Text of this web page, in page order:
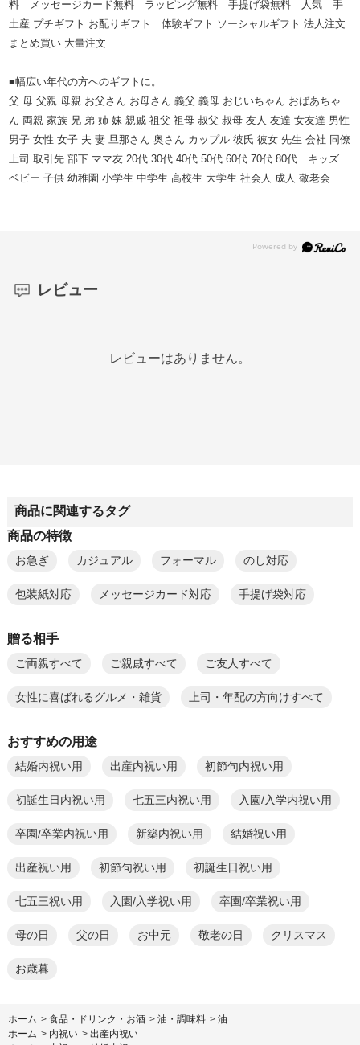
料 メッセージカード無料 ラッピング無料 手提げ袋無料 人気 手
土産 プチギフト お配りギフト 体験ギフト ソーシャルギフト 法人注文
まとめ買い 大量注文
■幅広い年代の方へのギフトに。
父 母 父親 母親 お父さん お母さん 義父 義母 おじいちゃん おばあちゃ
ん 両親 家族 兄 弟 姉 妹 親戚 祖父 祖母 叔父 叔母 友人 友達 女友達 男性
男子 女性 女子 夫 妻 旦那さん 奥さん カップル 彼氏 彼女 先生 会社 同僚
上司 取引先 部下 ママ友 20代 30代 40代 50代 60代 70代 80代 キッズ
ベビー 子供 幼稚園 小学生 中学生 高校生 大学生 社会人 成人 敬老会
レビュー
レビューはありません。
商品に関連するタグ
商品の特徴
お急ぎ カジュアル フォーマル のし対応
包装紙対応 メッセージカード対応 手提げ袋対応
贈る相手
ご両親すべて ご親戚すべて ご友人すべて
女性に喜ばれるグルメ・雑貨 上司・年配の方向けすべて
おすすめの用途
結婚内祝い用 出産内祝い用 初節句内祝い用
初誕生日内祝い用 七五三内祝い用 入園/入学内祝い用
卒園/卒業内祝い用 新築内祝い用 結婚祝い用
出産祝い用 初節句祝い用 初誕生日祝い用
七五三祝い用 入園/入学祝い用 卒園/卒業祝い用
母の日 父の日 お中元 敬老の日 クリスマス
お歳暮
ホーム > 食品・ドリンク・お酒 > 油・調味料 > 油
ホーム > 内祝い > 出産内祝い